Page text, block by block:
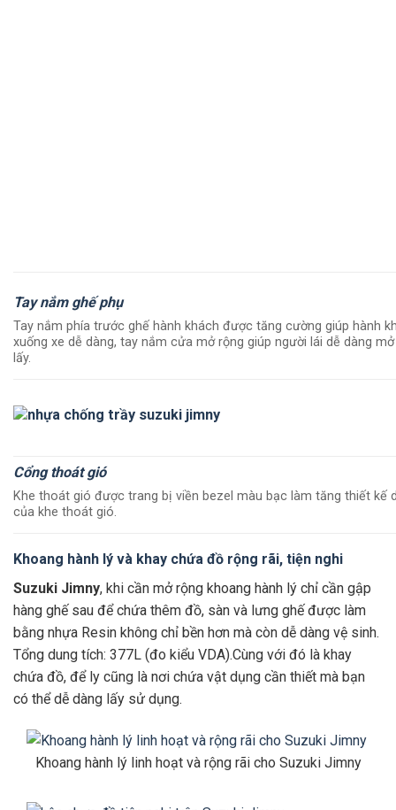
Tay nắm ghế phụ
Tay nắm phía trước ghế hành khách được tăng cường giúp hành
xuống xe dễ dàng, tay nắm cửa mở rộng giúp người lái dễ dàng
lấy.
Cổng thoát gió
Khe thoát gió được trang bị viền bezel màu bạc làm tăng thiết kế
của khe thoát gió.
Khoang hành lý và khay chứa đồ rộng rãi, tiện nghi
Suzuki Jimny, khi cần mở rộng khoang hành lý chỉ cần gập
hàng ghế sau để chứa thêm đồ, sàn và lưng ghế được làm
bằng nhựa Resin không chỉ bền hơn mà còn dễ dàng vệ sinh.
Tổng dung tích: 377L (đo kiểu VDA).Cùng với đó là khay
chứa đồ, để ly cũng là nơi chứa vật dụng cần thiết mà bạn
có thể dễ dàng lấy sử dụng.
Khoang hành lý linh hoạt và rộng rãi cho Suzuki Jimny